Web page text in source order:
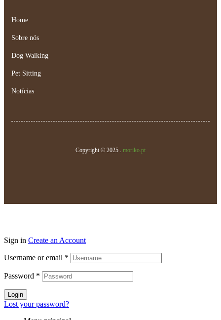
Home
Sobre nós
Dog Walking
Pet Sitting
Notícias
Copyright © 2025 . moriko.pt
Sign in Create an Account
Username or email *
Password *
Login
Lost your password?